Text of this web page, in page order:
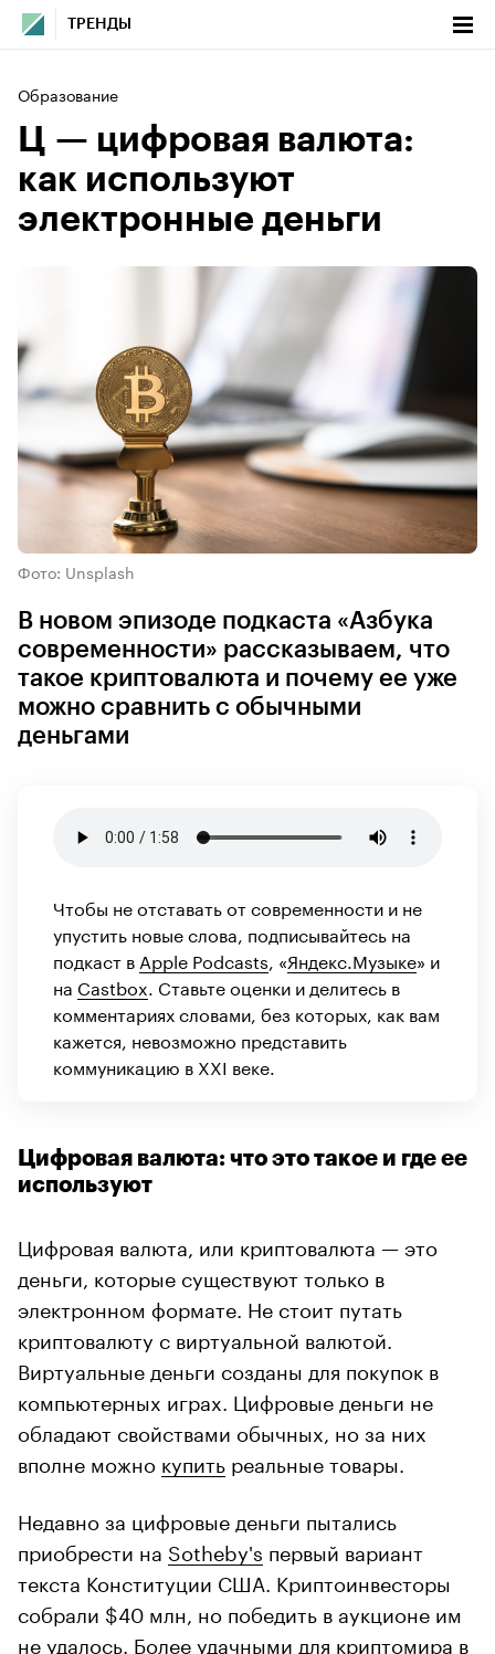
ТРЕНДЫ
Образование
Ц — цифровая валюта:
как используют
электронные деньги
Фото: Unsplash
В новом эпизоде подкаста «Азбука
современности» рассказываем, что
такое криптовалюта и почему ее уже
можно сравнить с обычными
деньгами
Чтобы не отставать от современности и не
упустить новые слова, подписывайтесь на
подкаст в Apple Podcasts , «Яндекс.Музыке» и
на Castbox . Ставьте оценки и делитесь в
комментариях словами, без которых, как вам
кажется, невозможно представить
коммуникацию в XXI веке.
Цифровая валюта: что это такое и где ее
используют
Цифровая валюта, или криптовалюта — это
деньги, которые существуют только в
электронном формате. Не стоит путать
криптовалюту с виртуальной валютой.
Виртуальные деньги созданы для покупок в
компьютерных играх. Цифровые деньги не
обладают свойствами обычных, но за них
вполне можно купить реальные товары.
Недавно за цифровые деньги пытались
приобрести на Sotheby's первый вариант
текста Конституции США. Криптоинвесторы
собрали $40 млн, но победить в аукционе им
не удалось . Более удачными для криптомира в